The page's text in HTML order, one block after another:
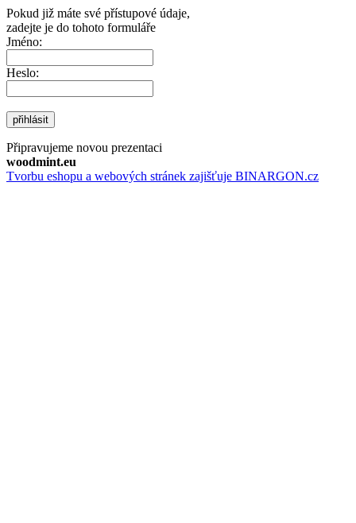
Pokud již máte své přístupové údaje,
zadejte je do tohoto formuláře
Jméno:
Heslo:
přihlásit
Připravujeme novou prezentaci
woodmint.eu
Tvorbu eshopu a webových stránek zajišťuje BINARGON.cz